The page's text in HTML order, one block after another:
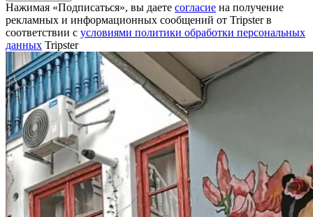
Нажимая «Подписаться», вы даете согласие на получение
рекламных и информационных сообщений от Tripster в
соответствии c условиями политики обработки персональных
данных Tripster